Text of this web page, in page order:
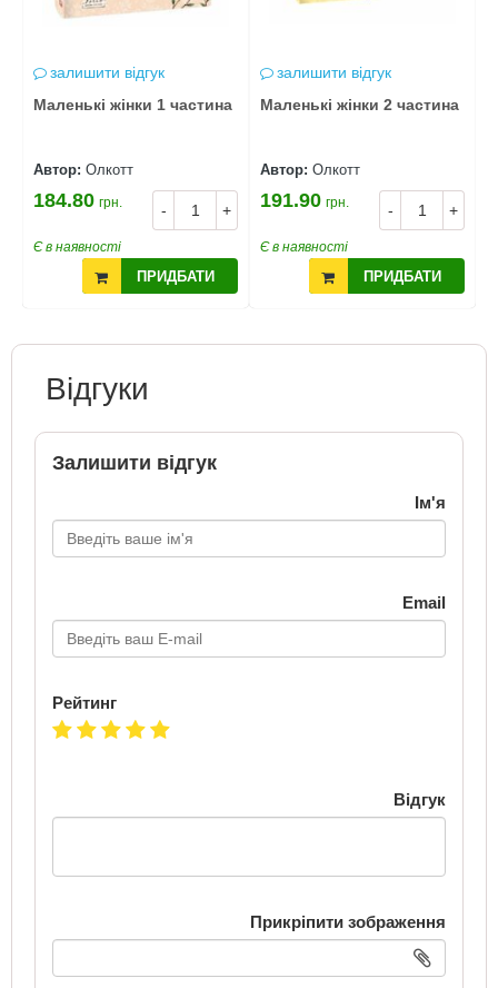
залишити відгук
Маленькі жінки 1 частина
Автор: Олкотт
- +
184.80 грн.
Є в наявності
ПРИДБАТИ
залишити відгук
Маленькі жінки 2 частина
Автор: Олкотт
- +
191.90 грн.
Є в наявності
ПРИДБАТИ
Відгуки
Залишити відгук
Ім'я
Email
Рейтинг
Відгук
Прикріпити зображення